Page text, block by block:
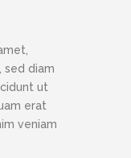
sed diam
ut
erat
veniam